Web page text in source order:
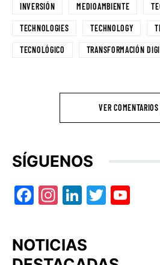
INVERSIÓN MEDIOAMBIENTE
TECHNOLOGIES TECHNOLOGY
TECNOLÓGICO TRANSFORMACIÓN
VER
SÍGUENOS
Facebook
Instagram
LinkedIn
Twitter
NOTICIAS